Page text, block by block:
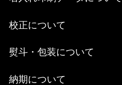
校正について
熨斗・包装について
納期について